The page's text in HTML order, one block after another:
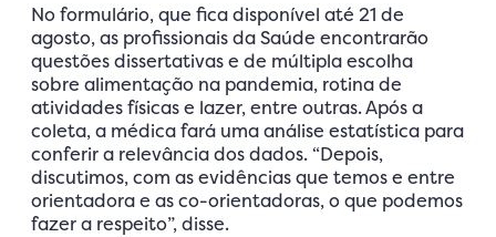
No formulário, que fica disponível até 21 de
agosto, as profissionais da Saúde encontrarão
questões dissertativas e de múltipla escolha
sobre alimentação na pandemia, rotina de
atividades físicas e lazer, entre outras. Após a
coleta, a médica fará uma análise estatística para
conferir a relevância dos dados. “Depois,
discutimos, com as evidências que temos e entre
orientadora e as co-orientadoras, o que podemos
fazer a respeito”, disse.